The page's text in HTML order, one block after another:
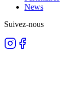
News
Suivez-nous